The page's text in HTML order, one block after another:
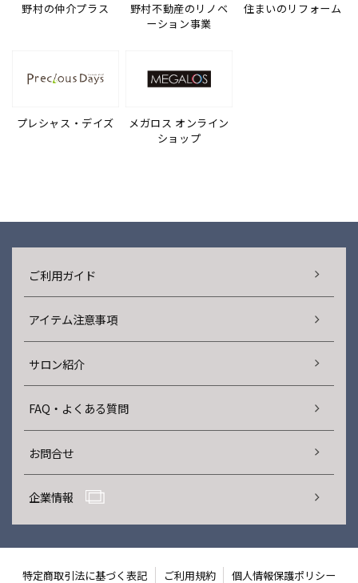
野村の仲介プラス
野村不動産のリノベ
ーション事業
住まいのリフォーム
プレシャス・デイズ
メガロス オンライン
ショップ
ご利用ガイド
アイテム注意事項
サロン紹介
FAQ・よくある質問
お問合せ
企業情報
特定商取引法に基づく表記 ご利用規約 個人情報保護ポリシー